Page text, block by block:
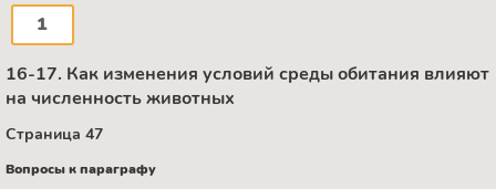
1
16-17. Как изменения условий среды обитания влияют
на численность животных
Страница 47
Вопросы к параграфу